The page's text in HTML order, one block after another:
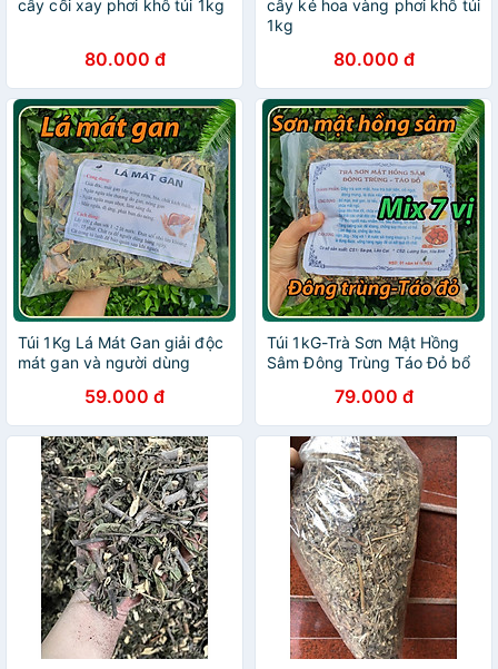
cây cối xay phơi khô túi 1kg
80.000 đ
cây ké hoa vàng phơi khô túi
1kg
80.000 đ
Túi 1Kg Lá Mát Gan giải độc
mát gan và người dùng
59.000 đ
Túi 1kG-Trà Sơn Mật Hồng
Sâm Đông Trùng Táo Đỏ bổ
giảm cân an thần dễ ngủ
79.000 đ